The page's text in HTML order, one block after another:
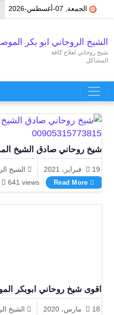
Skip to content
الجمعة, 07-أغسطس-2026
الشيخ الروحاني ابو بكر
شيخ روحاني لعلاج كافة
المشاكل
Main Navigation
شيخ روحاني صادق الشيخ الموصلي
19 فبراير، 2021
الشيخ
641 views
Read More
شيخ روحاني صادق الشيخ الموصلي
اقوى شيخ روحاني ابوبكر الموصلي
18 مارس، 2020
الشيخ